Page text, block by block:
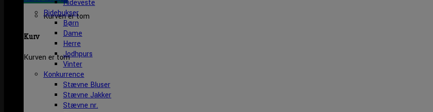
Kurven er tom
Kurv
Kurven er tom
Rideveste
Ridebukser
Børn
Dame
Herre
Jodhpurs
Vinter
Konkurrence
Stævne Bluser
Stævne Jakker
Stævne nr.